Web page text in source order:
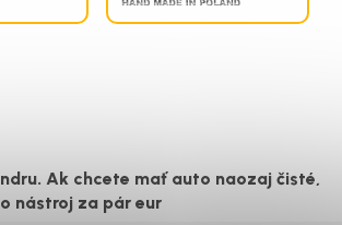
Ak chcete mať auto naozaj čisté,
nástroj za pár eur